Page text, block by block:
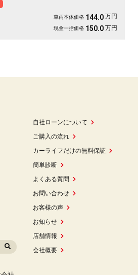
に過ごせます。休日の遠出が待ち遠しくなりま
《1年保証付》です🚗✨💺🙌😊
車両本体価格 144.0 万円
現金一括価格 150.0 万円
自社ローンについて
ご購入の流れ
カーライフだけの無料保証
簡単診断
よくある質問
お問い合わせ
お客様の声
お知らせ
店舗情報
会社概要